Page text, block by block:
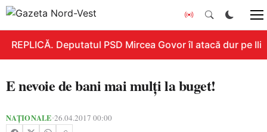
REPLICĂ. Deputatul PSD Mircea Govor îl atacă dur pe
E nevoie de bani mai mulţi la buget!
NAȚIONALE•26.04.2017 00:00